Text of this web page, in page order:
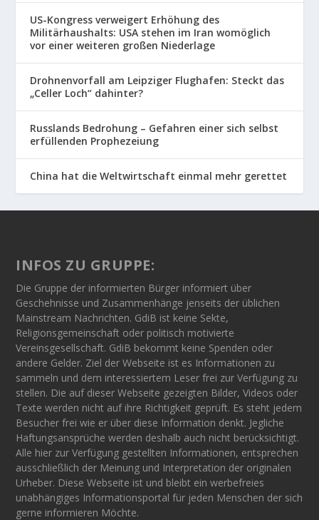
US-Kongress verweigert Erhöhung des
Militärhaushalts: USA stehen im Iran womöglich
vor einer weiteren großen Niederlage
Drohnenvorfall am Leipziger Flughafen: Steckt das
„Celler Loch“ dahinter?
Russlands Bedrohung – Gefahren einer sich selbst
erfüllenden Prophezeiung
China hat die Weltwirtschaft einmal mehr gerettet
INFOS ZU GRUPPE:
Die Gruppe der informierten Bürger informiert über
Geschehnisse und Zusammenhänge jenseits der üblichen
Mainstream Nachrichten. GdiB ist keine Sekte,
Religionsgemeinschaft oder politisch motivierte
Vereinsgesellschaft. GdiB bekommt keine Spenden oder
andere Gelder. Ziel der Webseite ist es Informationen zu
sammeln und dem interessiertem Leser frei zur Verfügung zu
stellen. Die auf dieser Webseite gezeigten Bilder, Videos oder
Texte werden nicht auf ihre Richtigkeit geprüft. Es steht jedem
Besucher frei wie er über diese Information denkt. Jegliche
Haftungsansprüche werden deshalb auch nicht berücksichtigt.
Alle hier zur Verfügung gestellten Informationen, entsprechen
ausschließlich der Meinung und Interpretation der originalen
Urheber. Diese Webseite ist und bleibt ein werbefreies
unabhängiges Informationsportal für jeden Menschen der sich
gerne informieren Möchte.